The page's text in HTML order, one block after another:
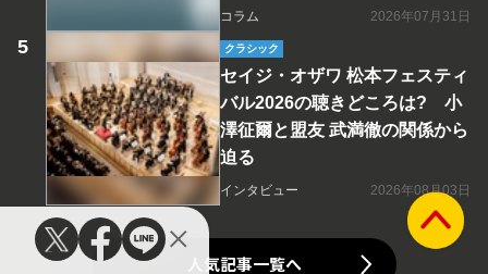
コラム 2026年07月31日
クラシック
セイジ・オザワ 松本フェスティ
バル2026の聴きどころは? 小
澤征爾と盟友 武満徹の関係から
迫る
インタビュー 2026年08月03日
人気記事一覧へ